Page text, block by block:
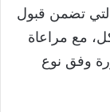
تضمن قبول
مع مراعاة
وفق نوع